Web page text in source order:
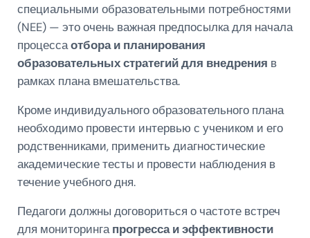
специальными образовательными потребностями
(NEE) — это очень важная предпосылка для начала
процессаотбора и планирования
образовательных стратегий для внедрения в
рамках плана вмешательства.
Кроме индивидуального образовательного плана
необходимо провести интервью с учеником и его
родственниками, применить диагностические
академические тесты и провести наблюдения в
течение учебного дня.
Педагоги должны договориться о частоте встреч
для мониторингапрогресса и эффективности